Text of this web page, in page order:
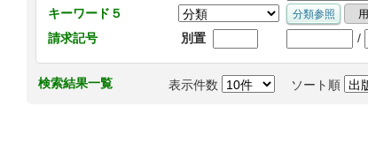
キーワード５
請求記号
別置 /
検索結果一覧 表示件数 ソート順